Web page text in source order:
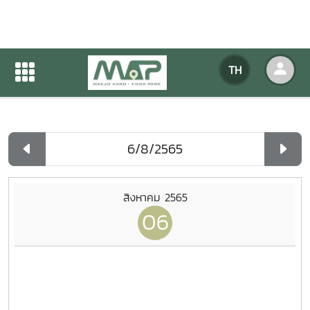
TH
ปฏิทินกิจกรรมของหน่วยงาน
ปฏิทินกิจกรรมของหน่วยงาน
สิงหาคม 2565
06